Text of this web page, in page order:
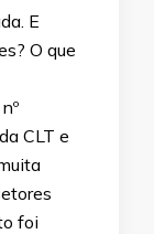
E
O que
CLT e
foi